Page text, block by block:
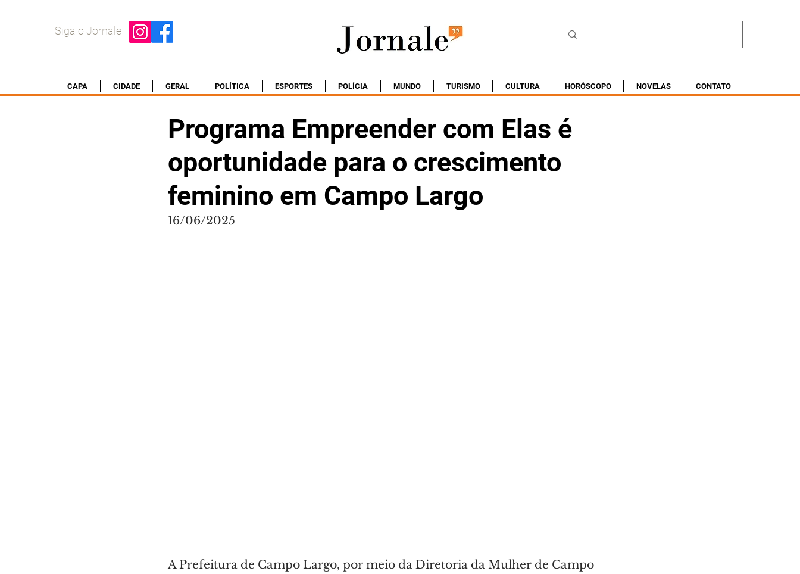
Siga o Jornale
CAPA CIDADE GERAL POLÍTICA ESPORTES POLÍCIA MUNDO TURISMO CULTURA HORÓSCOPO NOVELAS CONTATO
Programa Empreender com Elas é
oportunidade para o crescimento
feminino em Campo Largo
16/06/2025
A Prefeitura de Campo Largo, por meio da Diretoria da Mulher de Campo